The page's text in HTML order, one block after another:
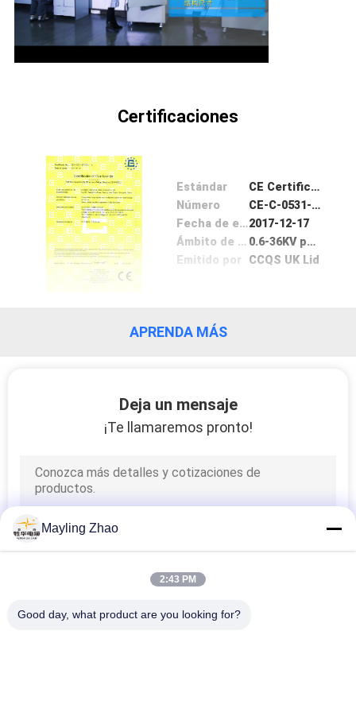
Certificaciones
Estándar
CE Certificate
Número
CE-C-0531-17-01-1A
Fecha de emisión2017-12-17
Ámbito de aplicación / Cocina
0.6-36KV power cable
Emitido por
CCQS UK Lid
APRENDA MÁS
Deja un mensaje
¡Te llamaremos pronto!
Mayling Zhao
2:43 PM
Good day, what product are you looking for?